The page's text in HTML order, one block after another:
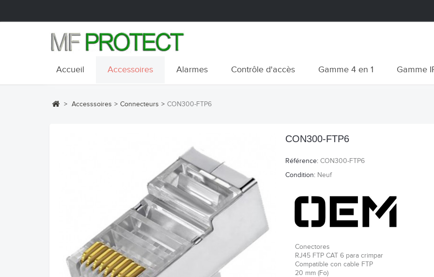
Accueil Accessoires Alarmes Contrôle d'accès Gamme 4 en 1 Gamme
> Accesssoires > Connecteurs > CON300-FTP6
CON300-FTP6
Référence: CON300-FTP6
Condition: Neuf
Conectores
RJ45 FTP CAT 6 para crimpar
Compatible con cable FTP
20 mm (Fo)